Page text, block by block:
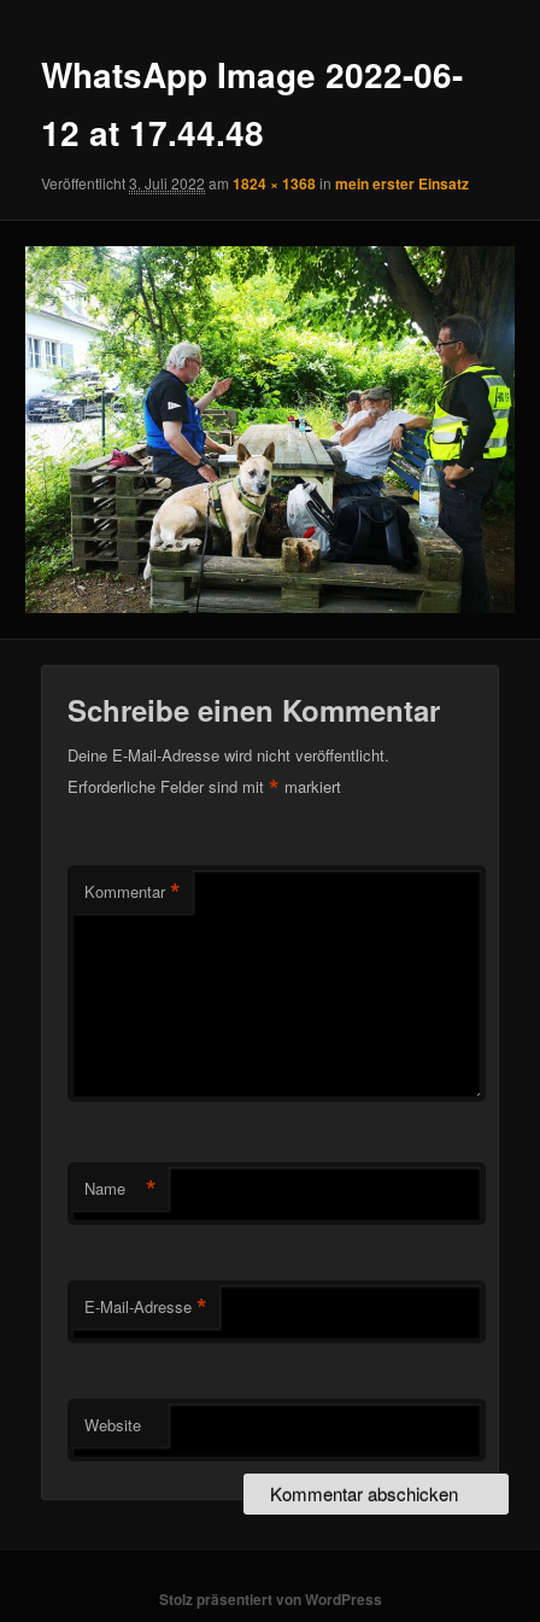
WhatsApp Image 2022-06-
12 at 17.44.48
Veröffentlicht3. Juli 2022 am1824 × 1368inmein erster Einsatz
Schreibe einen Kommentar
Deine E-Mail-Adresse wird nicht veröffentlicht.
Erforderliche Felder sind mit* markiert
Kommentar *
Name *
E-Mail-Adresse *
Website
Stolz präsentiert von WordPress